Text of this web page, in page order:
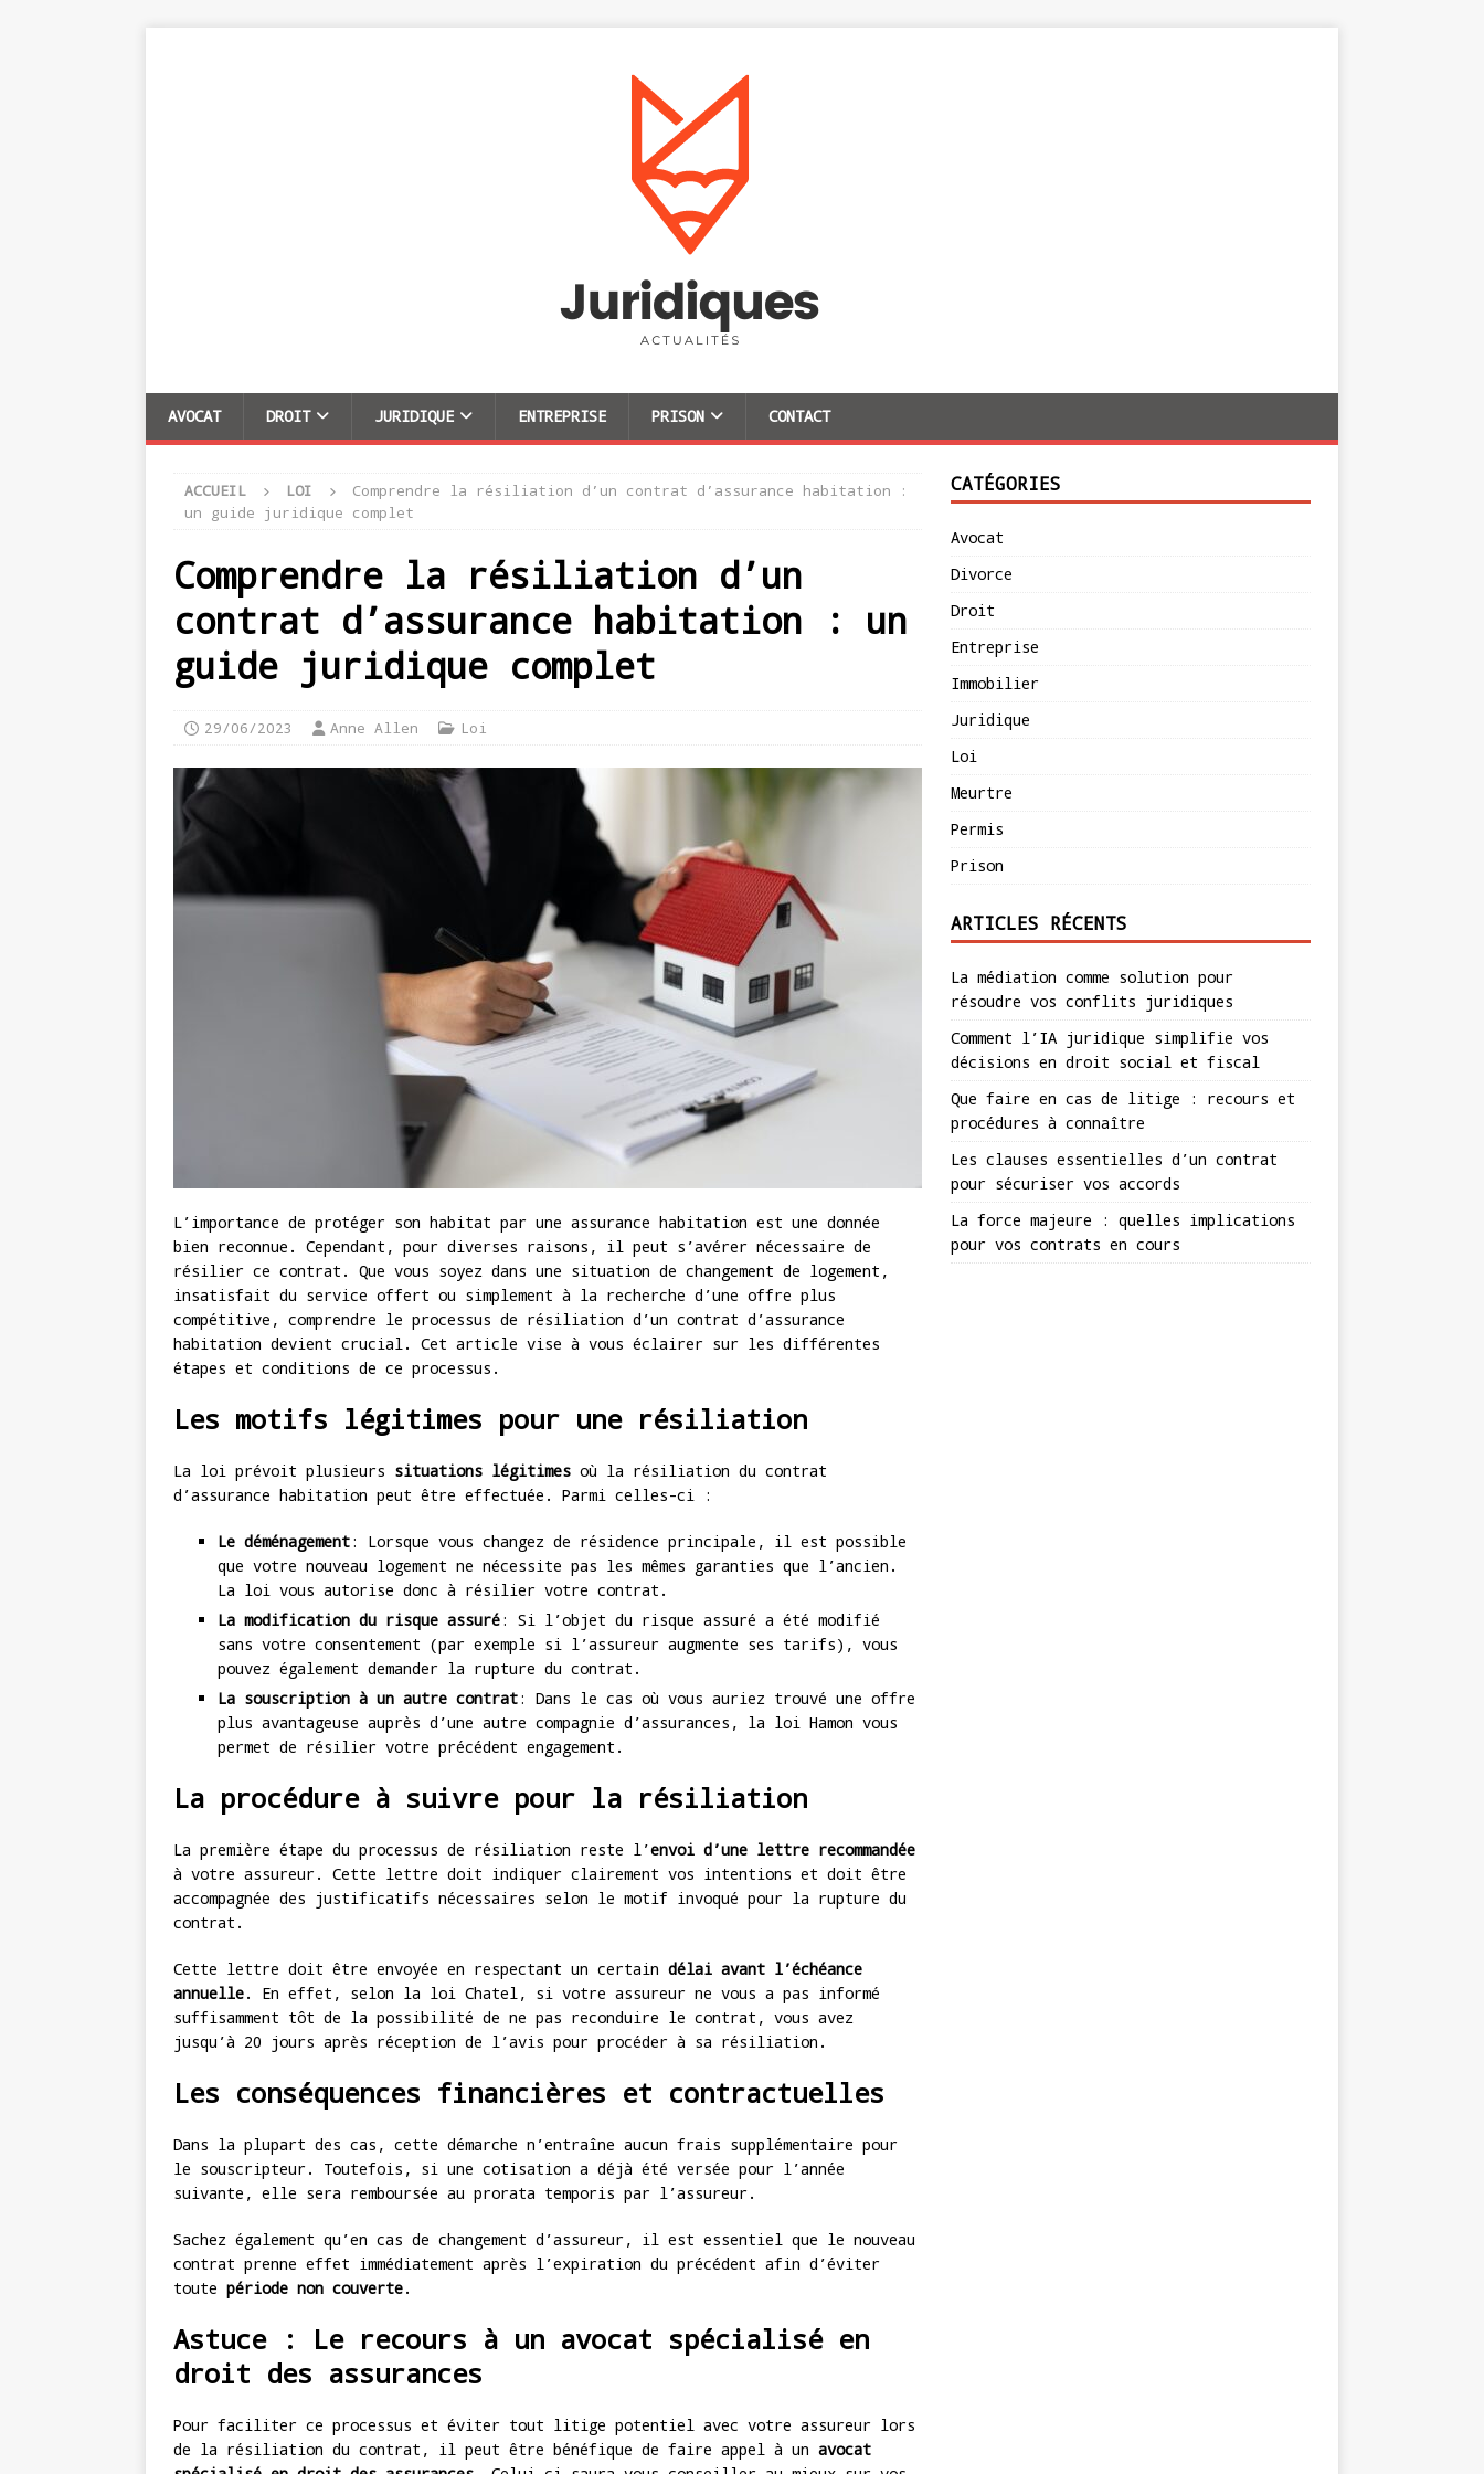
AVOCAT DROIT JURIDIQUE ENTREPRISE PRISON CONTACT
ACCUEIL LOI
Comprendre la résiliation d’un contrat d’assurance habitation :
un guide juridique complet
Comprendre la résiliation d’un
contrat d’assurance habitation : un
guide juridique complet
29/06/2023 Anne Allen Loi
L’importance de protéger son habitat par une assurance habitation est une donnée
bien reconnue. Cependant, pour diverses raisons, il peut s’avérer nécessaire de
résilier ce contrat. Que vous soyez dans une situation de changement de logement,
insatisfait du service offert ou simplement à la recherche d’une offre plus
compétitive, comprendre le processus de résiliation d’un contrat d’assurance
habitation devient crucial. Cet article vise à vous éclairer sur les différentes
étapes et conditions de ce processus.
Les motifs légitimes pour une résiliation
La loi prévoit plusieurs situations légitimes où la résiliation du contrat
d’assurance habitation peut être effectuée. Parmi celles-ci :
Le déménagement: Lorsque vous changez de résidence principale, il est possible
que votre nouveau logement ne nécessite pas les mêmes garanties que l’ancien.
La loi vous autorise donc à résilier votre contrat.
La modification du risque assuré: Si l’objet du risque assuré a été modifié
sans votre consentement (par exemple si l’assureur augmente ses tarifs), vous
pouvez également demander la rupture du contrat.
La souscription à un autre contrat: Dans le cas où vous auriez trouvé une offre
plus avantageuse auprès d’une autre compagnie d’assurances, la loi Hamon vous
permet de résilier votre précédent engagement.
La procédure à suivre pour la résiliation
La première étape du processus de résiliation reste l’envoi d’une lettre recommandée
à votre assureur. Cette lettre doit indiquer clairement vos intentions et doit être
accompagnée des justificatifs nécessaires selon le motif invoqué pour la rupture du
contrat.
Cette lettre doit être envoyée en respectant un certain délai avant l’échéance
annuelle. En effet, selon la loi Chatel, si votre assureur ne vous a pas informé
suffisamment tôt de la possibilité de ne pas reconduire le contrat, vous avez
jusqu’à 20 jours après réception de l’avis pour procéder à sa résiliation.
Les conséquences financières et contractuelles
Dans la plupart des cas, cette démarche n’entraîne aucun frais supplémentaire pour
le souscripteur. Toutefois, si une cotisation a déjà été versée pour l’année
suivante, elle sera remboursée au prorata temporis par l’assureur.
Sachez également qu’en cas de changement d’assureur, il est essentiel que le nouveau
contrat prenne effet immédiatement après l’expiration du précédent afin d’éviter
toute période non couverte.
Astuce : Le recours à un avocat spécialisé en
droit des assurances
Pour faciliter ce processus et éviter tout litige potentiel avec votre assureur lors
de la résiliation du contrat, il peut être bénéfique de faire appel à un avocat
CATÉGORIES
Avocat
Divorce
Droit
Entreprise
Immobilier
Juridique
Loi
Meurtre
Permis
Prison
ARTICLES RÉCENTS
La médiation comme solution pour
résoudre vos conflits juridiques
Comment l’IA juridique simplifie vos
décisions en droit social et fiscal
Que faire en cas de litige : recours et
procédures à connaître
Les clauses essentielles d’un contrat
pour sécuriser vos accords
La force majeure : quelles implications
pour vos contrats en cours